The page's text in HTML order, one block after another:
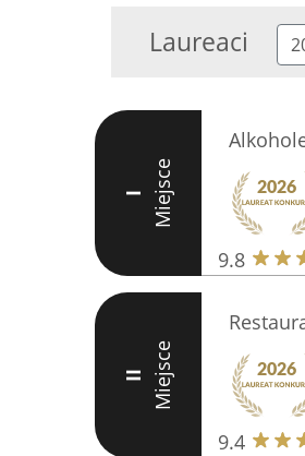
Laureaci
I Miejsce
9.8
II Miejsce
9.4